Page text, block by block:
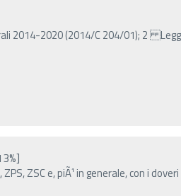
2014-2020 (2014/C 204/01); 2
ZPS, ZSC e, piÃ¹ in generale, con i